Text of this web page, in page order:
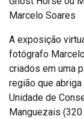
Marcelo Soares
A exposição
fotógrafo
criados em uma
região que
Unidade de
Manguezais